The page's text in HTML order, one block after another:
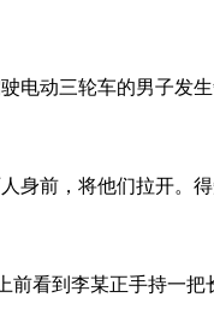
电动三轮车的男子发
身前，将他们拉开。
看到李某正手持一把